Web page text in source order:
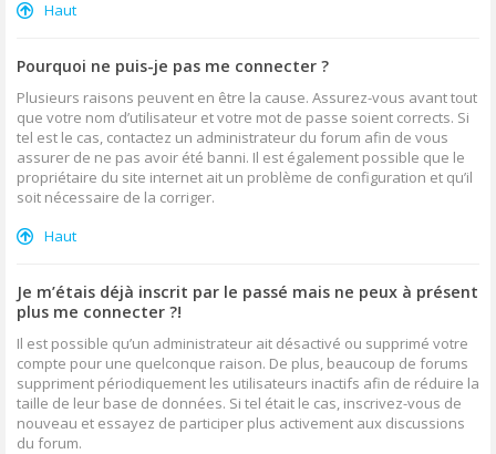
Haut
Pourquoi ne puis-je pas me connecter ?
Plusieurs raisons peuvent en être la cause. Assurez-vous avant tout
que votre nom d’utilisateur et votre mot de passe soient corrects. Si
tel est le cas, contactez un administrateur du forum afin de vous
assurer de ne pas avoir été banni. Il est également possible que le
propriétaire du site internet ait un problème de configuration et qu’il
soit nécessaire de la corriger.
Haut
Je m’étais déjà inscrit par le passé mais ne peux à présent
plus me connecter ?!
Il est possible qu’un administrateur ait désactivé ou supprimé votre
compte pour une quelconque raison. De plus, beaucoup de forums
suppriment périodiquement les utilisateurs inactifs afin de réduire la
taille de leur base de données. Si tel était le cas, inscrivez-vous de
nouveau et essayez de participer plus activement aux discussions
du forum.